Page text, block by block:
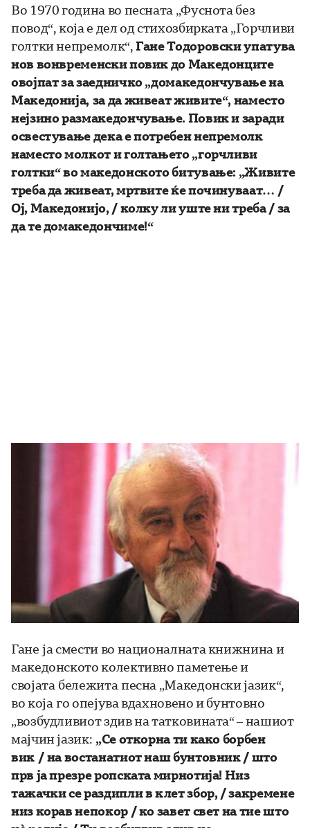
Во 1970 година во песната „Фуснота без
повод“, која е дел од стихозбирката „Горчливи
голтки непремолк“, Гане Тодоровски упатува
нов вонвременски повик до Македонците
овојпат за заедничко „домакедончување на
Македонија, за да живеат живите“, наместо
нејзино размакедончување. Повик и заради
освестување дека е потребен непремолк
наместо молкот и голтањето „горчливи
голтки“ во македонското битување: „Живите
треба да живеат, мртвите ќе починуваат… /
Ој, Македонијо, / колку ли уште ни треба / за
да те домакедончиме!“
Гане ја смести во националната книжнина и
македонското колективно паметење и
својата бележита песна „Македонски јазик“,
во која го опејува вдахновено и бунтовно
„возбудливиот здив на татковината“ – нашиот
мајчин јазик: „Се откорна ти како борбен
вик / на востанатиот наш бунтовник / што
прв ја презре ропската мирнотија! Низ
тажачки се раздипли в клет збор, / закремене
низ корав непокор / ко завет свет на тие што